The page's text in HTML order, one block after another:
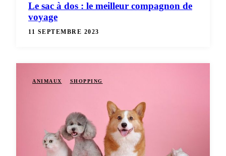
Le sac à dos : le meilleur compagnon de
voyage
11 SEPTEMBRE 2023
ANIMAUX SHOPPING